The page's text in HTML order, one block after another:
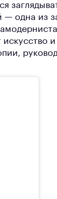
одна из
и